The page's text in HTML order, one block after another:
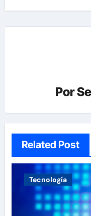
Por
Related Post
Tecnología